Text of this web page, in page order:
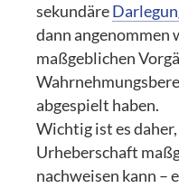
sekundäre
dann angenommen
maßgeblichen
abgespielt haben.
Wichtig ist es
Urheberschaft
nachweisen kann –